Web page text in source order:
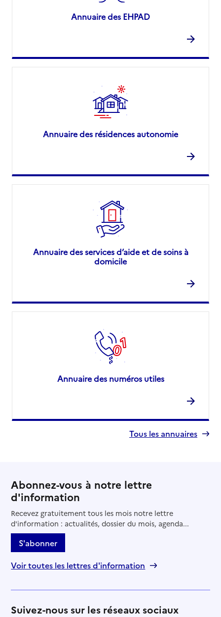
Annuaire des EHPAD
Annuaire des résidences autonomie
Annuaire des services d’aide et de soins à
domicile
Annuaire des numéros utiles
Tous les annuaires
Abonnez-vous à notre lettre
d'information
Recevez gratuitement tous les mois notre lettre
d'information : actualités, dossier du mois, agenda...
S'abonner
Voir toutes les lettres d'information
Suivez-nous sur les réseaux sociaux